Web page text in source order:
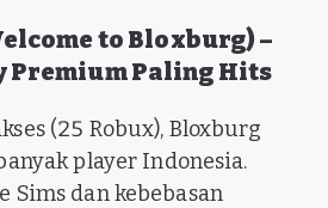
to Bloxburg) –
Premium Paling Hits
(25 Robux), Bloxburg
player Indonesia.
Sims dan kebebasan